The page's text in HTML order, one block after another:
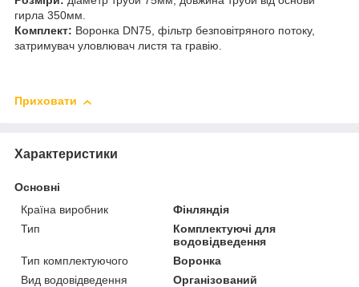
гирла 350мм.
Комплект: Воронка DN75, фільтр безповітряного потоку,
затримувач уловлювач листя та гравію.
Приховати
Характеристики
Основні
Країна виробник
Фінляндія
Тип
Комплектуючі для
водовідведення
Тип комплектуючого
Воронка
Вид водовідведення
Організований